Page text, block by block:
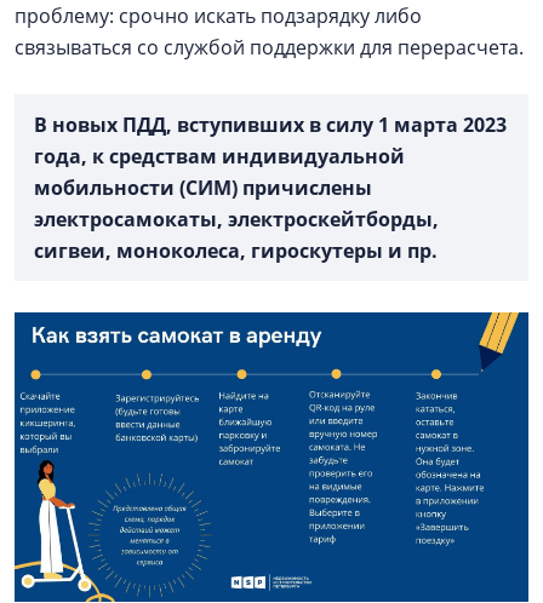
проблему: срочно искать подзарядку либо
связываться со службой поддержки для перерасчета.
В новых ПДД, вступивших в силу 1 марта 2023
года, к средствам индивидуальной
мобильности (СИМ) причислены
электросамокаты, электроскейтборды,
сигвеи, моноколеса, гироскутеры и пр.